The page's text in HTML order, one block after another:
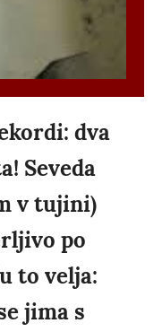
dva
Seveda
v tujini)
po
to velja:
jima s